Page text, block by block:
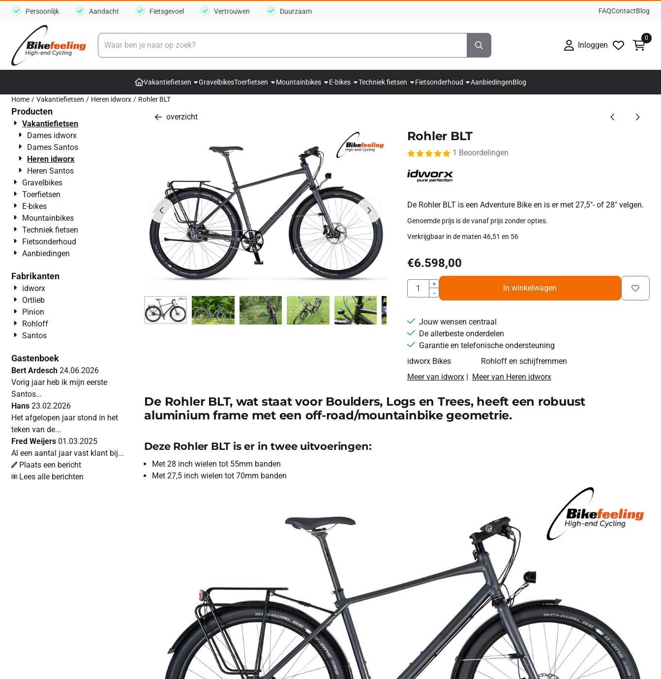
Cookievoorkeuren zijn momenteel gesloten.
Persoonlijk Aandacht Fietsgevoel Vertrouwen Duurzaam FAQContactBlog
Zoeken
Inloggen
0
Vakantiefietsen GravelbikesToerfietsen Mountainbikes E-bikes Techniek fietsen Fietsonderhoud AanbiedingenBlog
Home / Vakantiefietsen / Heren idworx / Rohler BLT
Producten
Vakantiefietsen
Dames idworx
Dames Santos
Heren idworx
Heren Santos
Gravelbikes
Toerfietsen
E-bikes
Mountainbikes
Techniek fietsen
Fietsonderhoud
Aanbiedingen
Fabrikanten
idworx
Ortlieb
Pinion
Rohloff
Santos
Gastenboek
Bert Ardesch 24.06.2026
Vorig jaar heb ik mijn eerste
Santos...
Hans 23.02.2026
Het afgelopen jaar stond in het
teken van de...
Fred Weijers 01.03.2025
Al een aantal jaar vast klant bij...
Plaats een bericht
Lees alle berichten
overzicht
Rohler BLT
1 Beoordelingen
De Rohler BLT is een Adventure Bike en is er met 27,5"- of 28" velgen.
Genoemde prijs is de vanaf prijs zonder opties.
Verkrijgbaar in de maten 46,51 en 56
€6.598,00
Aantal
+
-
In winkelwagen
Jouw wensen centraal
De allerbeste onderdelen
Garantie en telefonische ondersteuning
idworx Bikes
Rohloff en schijfremmen
Meer van idworx| Meer van Heren idworx
De Rohler BLT, wat staat voor Boulders, Logs en Trees, heeft een robuust
aluminium frame met een off-road/mountainbike geometrie.
Deze Rohler BLT is er in twee uitvoeringen:
Met 28 inch wielen tot 55mm banden
Met 27,5 inch wielen tot 70mm banden